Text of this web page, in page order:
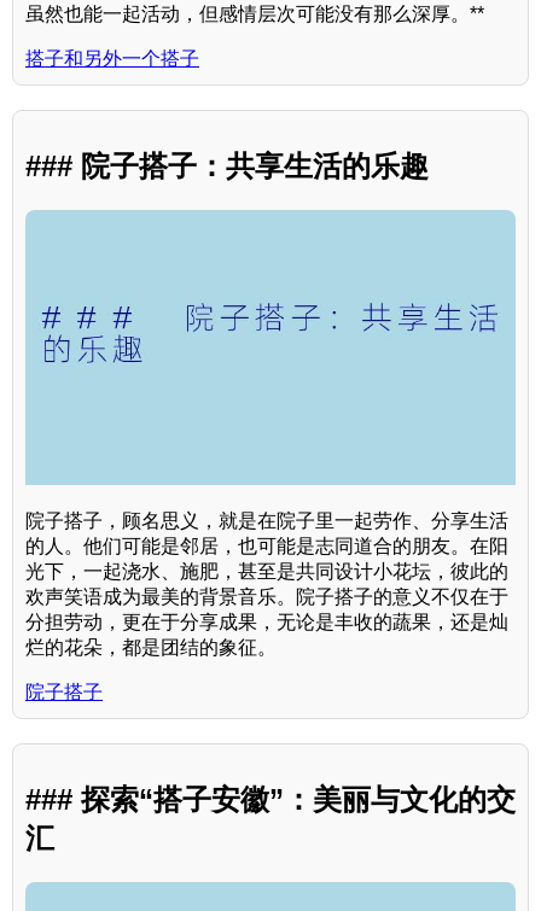
虽然也能一起活动，但感情层次可能没有那么深厚。**
搭子和另外一个搭子
### 院子搭子：共享生活的乐趣
院子搭子，顾名思义，就是在院子里一起劳作、分享生活
的人。他们可能是邻居，也可能是志同道合的朋友。在阳
光下，一起浇水、施肥，甚至是共同设计小花坛，彼此的
欢声笑语成为最美的背景音乐。院子搭子的意义不仅在于
分担劳动，更在于分享成果，无论是丰收的蔬果，还是灿
烂的花朵，都是团结的象征。
院子搭子
### 探索“搭子安徽”：美丽与文化的交
汇